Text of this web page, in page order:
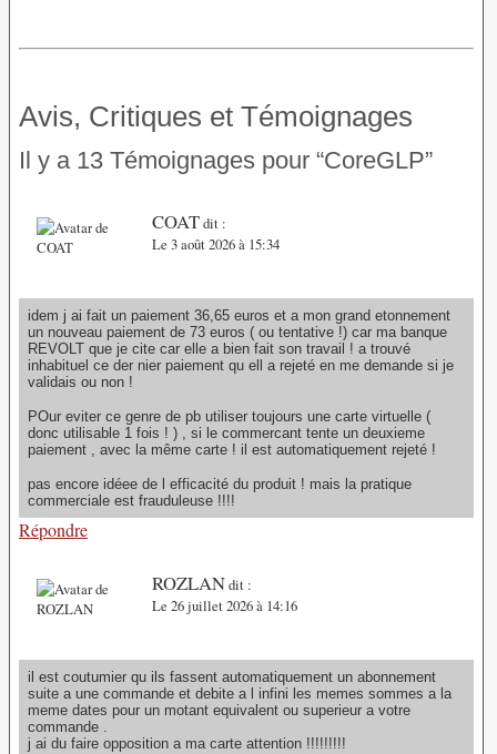
Avis, Critiques et Témoignages
Il y a 13 Témoignages pour “CoreGLP”
COATdit :
Le 3 août 2026 à 15:34
idem j ai fait un paiement 36,65 euros et a mon grand etonnement
un nouveau paiement de 73 euros ( ou tentative !) car ma banque
REVOLT que je cite car elle a bien fait son travail ! a trouvé
inhabituel ce der nier paiement qu ell a rejeté en me demande si je
validais ou non !
POur eviter ce genre de pb utiliser toujours une carte virtuelle (
donc utilisable 1 fois ! ) , si le commercant tente un deuxieme
paiement , avec la même carte ! il est automatiquement rejeté !
pas encore idéee de l efficacité du produit ! mais la pratique
commerciale est frauduleuse !!!!
Répondre
ROZLANdit :
Le 26 juillet 2026 à 14:16
il est coutumier qu ils fassent automatiquement un abonnement
suite a une commande et debite a l infini les memes sommes a la
meme dates pour un motant equivalent ou superieur a votre
commande .
j ai du faire opposition a ma carte attention !!!!!!!!!